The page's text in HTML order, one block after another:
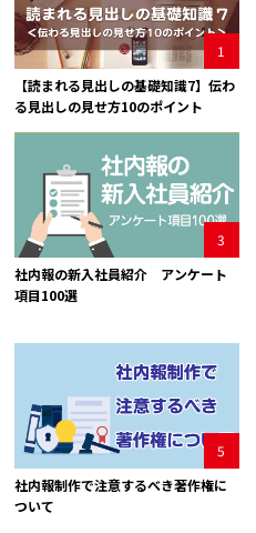
1
【読まれる見出しの基礎知識7】伝わ
る見出しの見せ方10のポイント
3
社内報の新入社員紹介 アンケート
項目100選
5
社内報制作で注意するべき著作権に
ついて